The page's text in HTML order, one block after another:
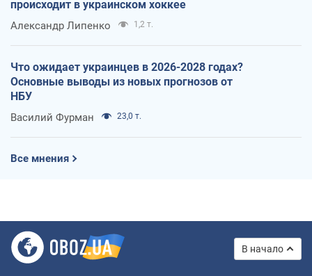
происходит в украинском хоккее
Александр Липенко 1,2 т.
Что ожидает украинцев в 2026-2028 годах?
Основные выводы из новых прогнозов от
НБУ
Василий Фурман 23,0 т.
Все мнения
В начало